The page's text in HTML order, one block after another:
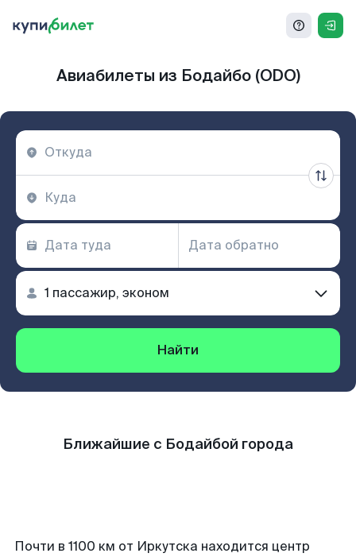
Авиабилеты из Бодайбо (ODO)
Найти
Ближайшие с Бодайбой города
Почти в 1100 км от Иркутска находится центр